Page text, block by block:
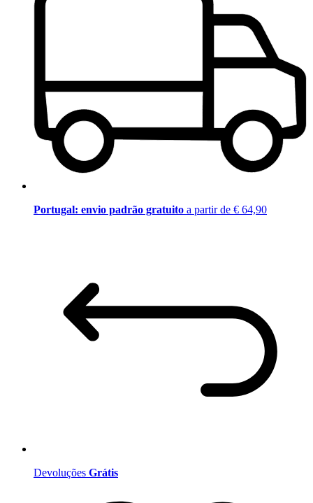
Portugal: envio padrão gratuito a partir de € 64,90
Devoluções Grátis